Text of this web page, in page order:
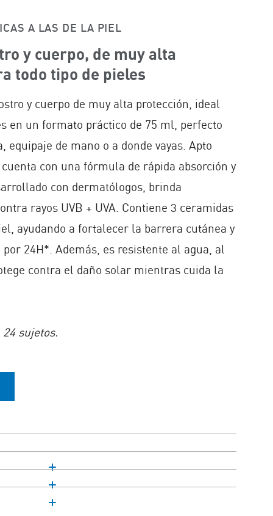
A LAS DE LA PIEL
y cuerpo, de muy alta
todo tipo de pieles​
y cuerpo de muy alta protección, ideal
en un formato práctico de 75 ml, perfecto
equipaje de mano o a donde vayas. Apto
con una fórmula de rápida absorción y
con dermatólogos, brinda
rayos UVB + UVA. Contiene 3 ceramidas
ayudando a fortalecer la barrera cutánea y
24H*. Además, es resistente al agua, al
contra el daño solar mientras cuida la
sujetos.